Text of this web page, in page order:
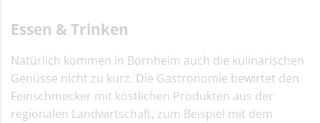
Essen & Trinken
Natürlich kommen in Bornheim auch die kulinarischen
Genüsse nicht zu kurz. Die Gastronomie bewirtet den
Feinschmecker mit köstlichen Produkten aus der
regionalen Landwirtschaft, zum Beispiel mit dem